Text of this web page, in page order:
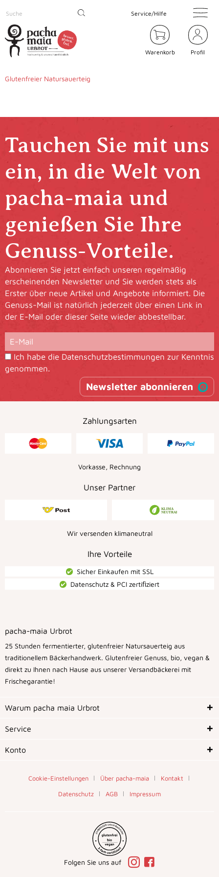
Service/Hilfe
Warenkorb Profil
Glutenfreier Natursauerteig
Tauchen Sie mit uns
ein, in die Welt von
pacha-maia und
genießen Sie Ihre
Genuss-Vorteile.
Abonnieren Sie jetzt einfach unseren regelmäßig
erscheinenden Newsletter und Sie werden stets als
Erster über neue Artikel und Angebote informiert. Die
Genuss-Mail ist natürlich jederzeit über einen Link in
der E-Mail oder dieser Seite wieder abbestellbar.
Ich habe die Datenschutzbestimmungen zur Kenntnis
genommen.
Newsletter abonnieren
Zahlungsarten
Vorkasse, Rechnung
Unser Partner
Wir versenden klimaneutral
Ihre Vorteile
Sicher Einkaufen mit SSL
Datenschutz & PCI zertiﬁziert
pacha-maia Urbrot
25 Stunden fermentierter, glutenfreier Natursauerteig aus
traditionellem Bäckerhandwerk. Glutenfreier Genuss, bio, vegan &
direkt zu Ihnen nach Hause aus unserer Versandbäckerei mit
Frischegarantie!
Warum pacha maia Urbrot
Service
Konto
Cookie-Einstellungen Über pacha-maia
Kontakt
Datenschutz
AGB Impressum
Folgen Sie uns auf